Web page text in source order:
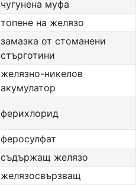
чугунена муфа
топене на желязо
замазка от стоманени
стърготини
желязно-никелов
акумулатор
ферихлорид
феросулфат
съдържащ желязо
желязосвързващ